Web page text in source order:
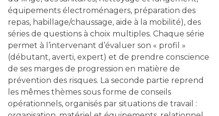
équipements électroménagers, préparation des
repas, habillage/chaussage, aide à la mobilité), des
séries de questions à choix multiples. Chaque série
permet à l’intervenant d’évaluer son « profil »
(débutant, averti, expert) et de prendre conscience
de ses marges de progression en matière de
prévention des risques. La seconde partie reprend
les mêmes thèmes sous forme de conseils
opérationnels, organisés par situations de travail :